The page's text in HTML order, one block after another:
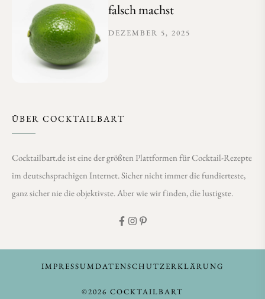
falsch machst
DEZEMBER 5, 2025
ÜBER COCKTAILBART
Cocktailbart.de ist eine der größten Plattformen für Cocktail-Rezepte
im deutschsprachigen Internet. Sicher nicht immer die fundierteste,
ganz sicher nie die objektivste. Aber wie wir finden, die lustigste.
IMPRESSUMDATENSCHUTZERKLÄRUNG
©2026 COCKTAILBART